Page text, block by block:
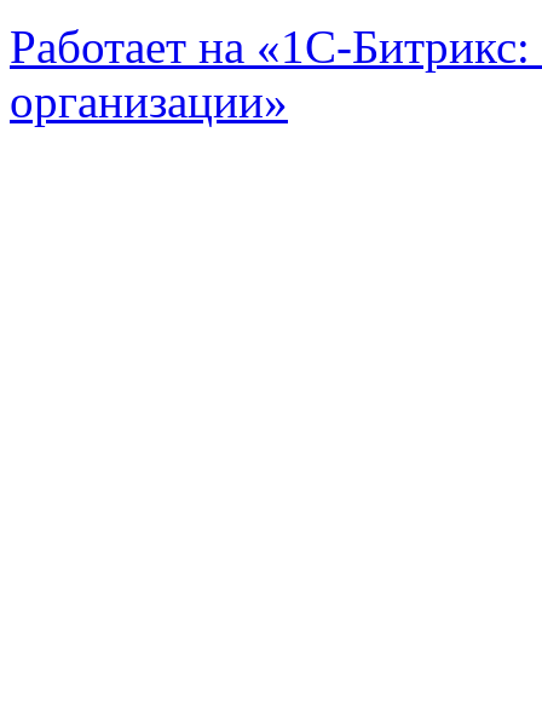
Работает на «1С-
организации»